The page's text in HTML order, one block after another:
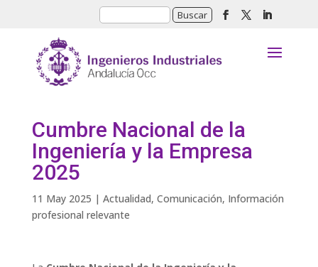
Cumbre Nacional de la
Ingeniería y la Empresa
2025
11 May 2025 | Actualidad, Comunicación, Información
profesional relevante